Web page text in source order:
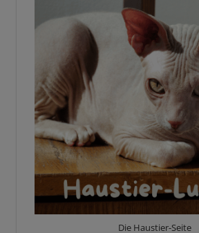
Die Haustier-Seite